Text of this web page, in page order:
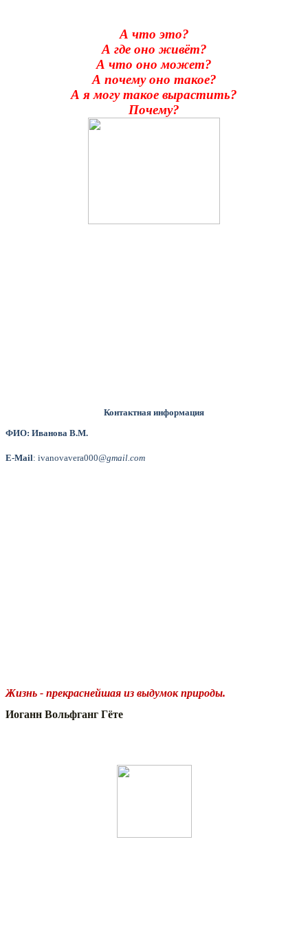
А что это?
А где оно живёт?
А что оно может?
А почему оно такое?
А я могу такое вырастить?
Почему?
Контактная информация
ФИО: Иванова В.М.
E-Mail: ivanovavera000@gmail.com
Жизнь - прекраснейшая из выдумок природы.
Иоганн Вольфганг Гёте